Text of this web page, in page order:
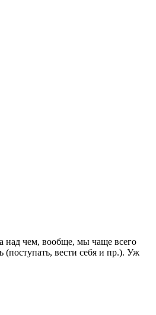
над чем, вообще, мы чаще всего
вести себя и пр.). Уж